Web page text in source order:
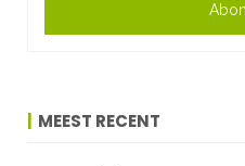
MEEST RECENT